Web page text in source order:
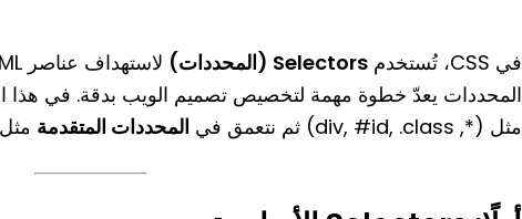
في CSS، تُستخدم Selectors (المحددات)
المحددات يعدّ خطوة مهمة لتخصيص تصميم الويب بدقة. في
مثل (*, div, #id, .class) ثم نتعمق في
المحددات المتقدمة